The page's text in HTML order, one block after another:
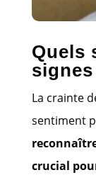
Quels
La crainte
sentiment
crucial